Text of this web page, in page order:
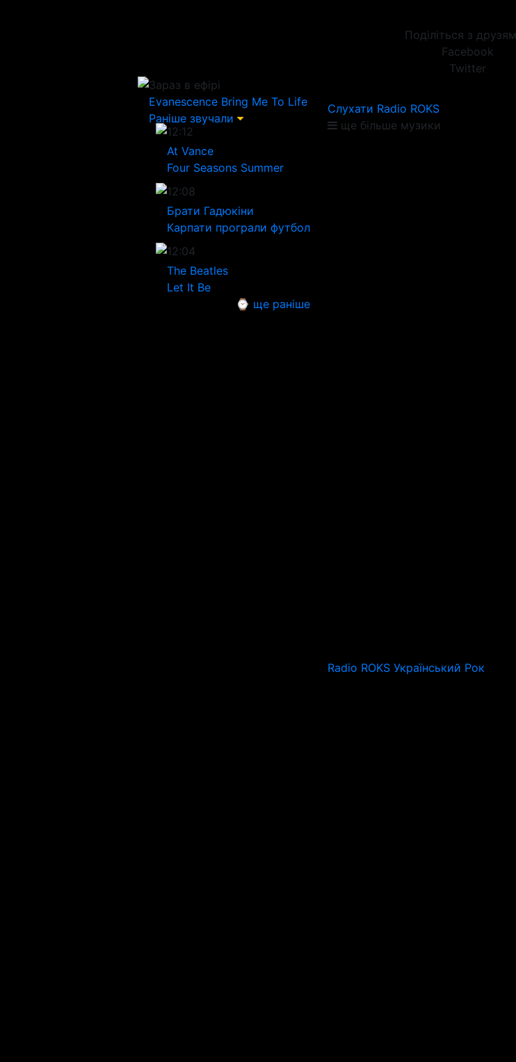
Поділіться з
Facebook
Twitter
Зараз в ефірі
Evanescence Bring Me To Life
Раніше звучали
12:12
At Vance
Four Seasons Summer
12:08
Брати Гадюкіни
Карпати програли футбол
12:04
The Beatles
Let It Be
⌚ ще раніше
Слухати Radio ROKS
ще більше музики
Radio ROKS Український Рок